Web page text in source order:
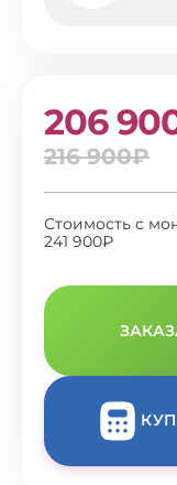
206
216 900₽
Стоимость с
241 900₽